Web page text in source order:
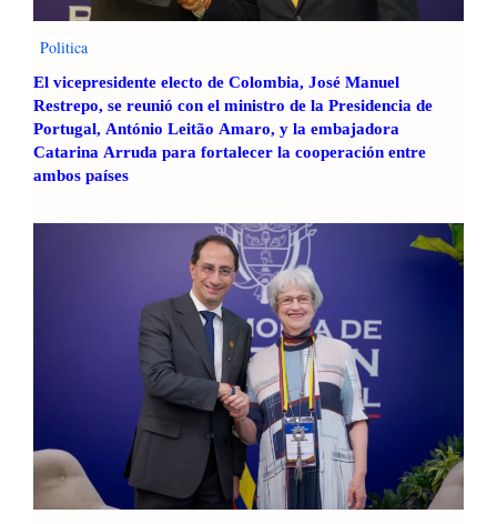
Politica
El vicepresidente electo de Colombia, José Manuel
Restrepo, se reunió con el ministro de la Presidencia de
Portugal, António Leitão Amaro, y la embajadora
Catarina Arruda para fortalecer la cooperación entre
ambos países